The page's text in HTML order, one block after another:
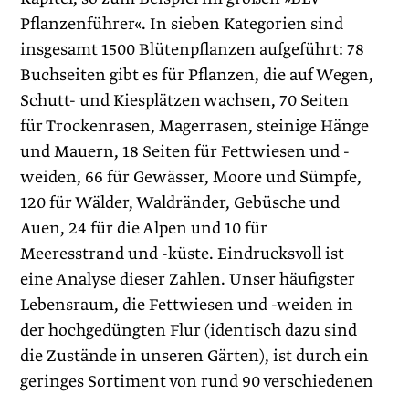
Pflanzenführer«. In sieben Kategorien sind
insgesamt 1500 Blütenpflanzen aufgeführt: 78
Buchseiten gibt es für Pflanzen, die auf Wegen,
Schutt- und Kiesplätzen wachsen, 70 Seiten
für Trockenrasen, Magerrasen, steinige Hänge
und Mauern, 18 Seiten für Fettwiesen und -
weiden, 66 für Gewässer, Moore und Sümpfe,
120 für Wälder, Waldränder, Gebüsche und
Auen, 24 für die Alpen und 10 für
Meeresstrand und -küste. Eindrucksvoll ist
eine Analyse dieser Zahlen. Unser häufigster
Lebensraum, die Fettwiesen und -weiden in
der hochgedüngten Flur (identisch dazu sind
die Zustände in unseren Gärten), ist durch ein
geringes Sortiment von rund 90 verschiedenen